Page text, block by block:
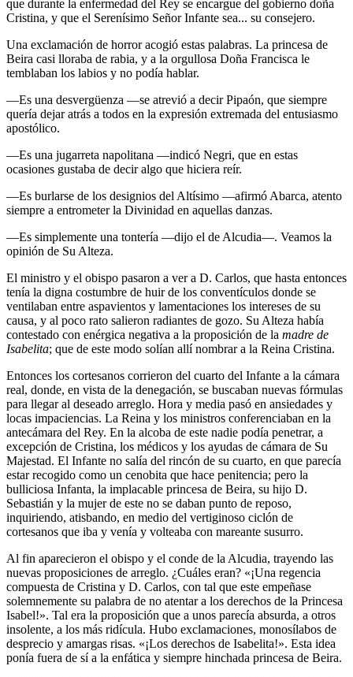
que durante la enfermedad del Rey se encargue del gobierno doña
Cristina, y que el Serenísimo Señor Infante sea... su consejero.
Una exclamación de horror acogió estas palabras. La princesa de
Beira casi lloraba de rabia, y a la orgullosa Doña Francisca le
temblaban los labios y no podía hablar.
—Es una desvergüenza —se atrevió a decir Pipaón, que siempre
quería dejar atrás a todos en la expresión extremada del entusiasmo
apostólico.
—Es una jugarreta napolitana —indicó Negri, que en estas
ocasiones gustaba de decir algo que hiciera reír.
—Es burlarse de los designios del Altísimo —afirmó Abarca, atento
siempre a entrometer la Divinidad en aquellas danzas.
—Es simplemente una tontería —dijo el de Alcudia—. Veamos la
opinión de Su Alteza.
El ministro y el obispo pasaron a ver a D. Carlos, que hasta entonces
tenía la digna costumbre de huir de los conventículos donde se
ventilaban entre aspavientos y lamentaciones los intereses de su
causa, y al poco rato salieron radiantes de gozo. Su Alteza había
contestado con enérgica negativa a la proposición de la madre de
Isabelita; que de este modo solían allí nombrar a la Reina Cristina.
Entonces los cortesanos corrieron del cuarto del Infante a la cámara
real, donde, en vista de la denegación, se buscaban nuevas fórmulas
para llegar al deseado arreglo. Hora y media pasó en ansiedades y
locas impaciencias. La Reina y los ministros conferenciaban en la
antecámara del Rey. En la alcoba de este nadie podía penetrar, a
excepción de Cristina, los médicos y los ayudas de cámara de Su
Majestad. El Infante no salía del rincón de su cuarto, en que parecía
estar recogido como un cenobita que hace penitencia; pero la
bulliciosa Infanta, la implacable princesa de Beira, su hijo D.
Sebastián y la mujer de este no se daban punto de reposo,
inquiriendo, atisbando, en medio del vertiginoso ciclón de
cortesanos que iba y venía y volteaba con mareante susurro.
Al fin aparecieron el obispo y el conde de la Alcudia, trayendo las
nuevas proposiciones de arreglo. ¿Cuáles eran? «¡Una regencia
compuesta de Cristina y D. Carlos, con tal que este empeñase
solemnemente su palabra de no atentar a los derechos de la Princesa
Isabel!». Tal era la proposición que a unos parecía absurda, a otros
insolente, a los más ridícula. Hubo exclamaciones, monosílabos de
desprecio y amargas risas. «¡Los derechos de Isabelita!». Esta idea
ponía fuera de sí a la enfática y siempre hinchada princesa de Beira.